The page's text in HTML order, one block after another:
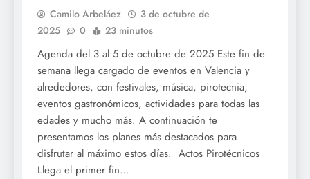
Camilo Arbeláez
3 de octubre de
2025
0 23 minutos
Agenda del 3 al 5 de octubre de 2025 Este fin de
semana llega cargado de eventos en Valencia y
alrededores, con festivales, música, pirotecnia,
eventos gastronómicos, actividades para todas las
edades y mucho más. A continuación te
presentamos los planes más destacados para
disfrutar al máximo estos días. Actos Pirotécnicos
Llega el primer fin…